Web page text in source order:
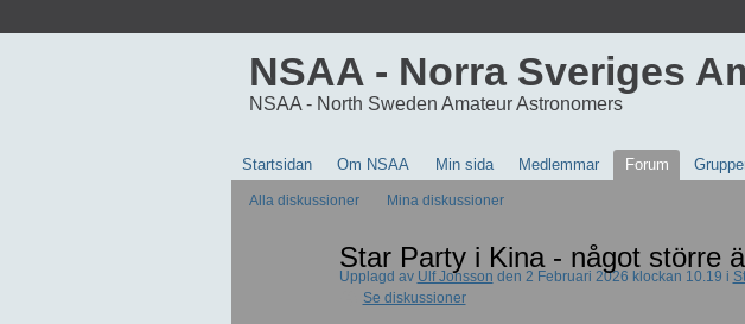
NSAA - Norra Sveriges
NSAA - North Sweden Amateur Astronomers
Startsidan Om NSAA Min sida Medlemmar Forum
Alla diskussioner Mina diskussioner
Star Party i Kina - något större
Upplagd av Ulf Jonsson den 2 Februari 2026 klockan 10.19 i
Se diskussioner